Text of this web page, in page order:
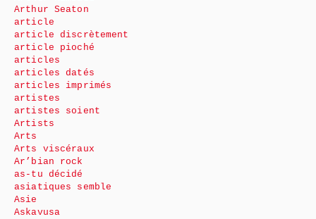
Arthur Seaton
article
article discrètement
article pioché
articles
articles datés
articles imprimés
artistes
artistes soient
Artists
Arts
Arts viscéraux
Ar’bian rock
as-tu décidé
asiatiques semble
Asie
Askavusa